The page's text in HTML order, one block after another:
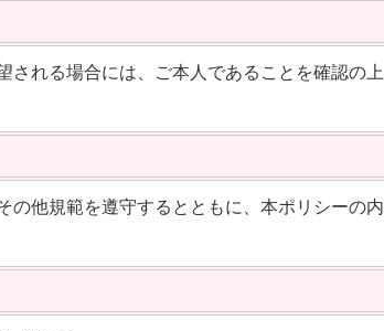
れる場合には、ご本人であることを確認の
他規範を遵守するとともに、本ポリシーの